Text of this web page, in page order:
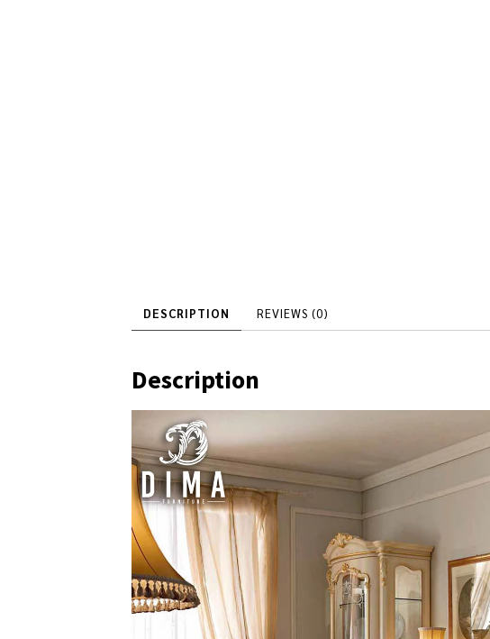
DESCRIPTION REVIEWS (0)
Description